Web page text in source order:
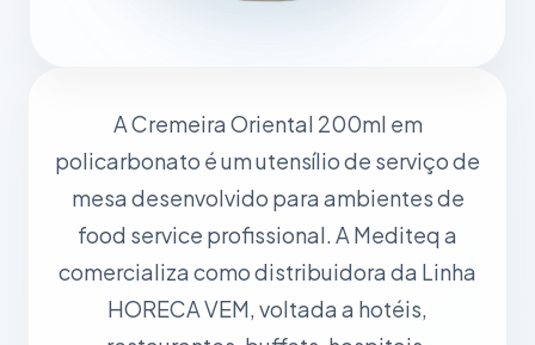
A Cremeira Oriental 200ml em
policarbonato é um utensílio de serviço de
mesa desenvolvido para ambientes de
food service profissional. A Mediteq a
comercializa como distribuidora da Linha
HORECA VEM, voltada a hotéis,